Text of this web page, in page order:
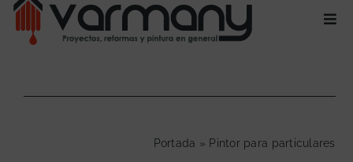
Sectores
Portada » Pintor para particulares